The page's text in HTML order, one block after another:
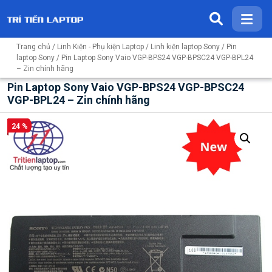
Trang chủ / Linh Kiện - Phụ kiện Laptop / Linh kiện laptop Sony / Pin
laptop Sony / Pin Laptop Sony Vaio VGP-BPS24 VGP-BPSC24 VGP-BPL24
– Zin chính hãng
Pin Laptop Sony Vaio VGP-BPS24 VGP-BPSC24
VGP-BPL24 – Zin chính hãng
24 %